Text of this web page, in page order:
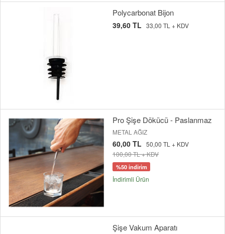
Polycarbonat Bijon
39,60 TL 33,00 TL + KDV
Pro Şişe Dökücü - Paslanmaz
METAL AĞIZ
60,00 TL 50,00 TL + KDV
100,00 TL + KDV
%50 indirim
İndirimli Ürün
Şişe Vakum Aparatı